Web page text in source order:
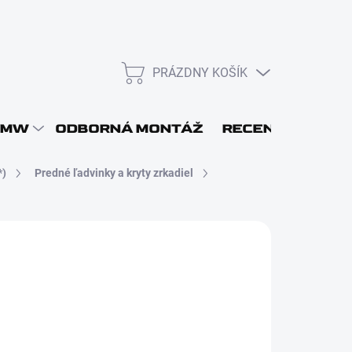
NÁKUPNÝ
PRÁZDNY KOŠÍK
ODBORNÁ MONTÁŽ RECENZIE
Predné ľadvinky a kryty zrkadiel